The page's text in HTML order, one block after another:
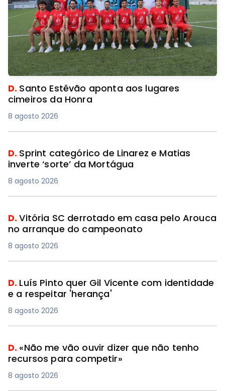
D. Santo Estêvão aponta aos lugares
cimeiros da Honra
8 agosto 2026
D. Sprint categórico de Linarez e Matias
inverte ‘sorte’ da Mortágua
8 agosto 2026
D.Vitória SC derrotado em casa pelo Arouca
no arranque do campeonato
8 agosto 2026
D. Luís Pinto quer Gil Vicente com identidade
e a respeitar 'herança'
8 agosto 2026
D. «Não me vão ouvir dizer que não tenho
recursos para competir»
8 agosto 2026